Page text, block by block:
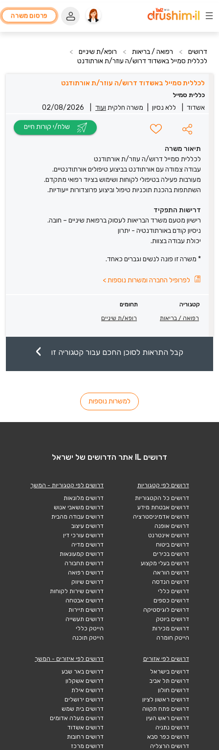
פרסום משרה
דרושים > רפואה / בריאות > רופא/ת שיניים
>
לכללית סמייל באשדוד דרוש/ה עוזר/ת אורתודנט
לכללית סמייל באשדוד דרוש/ה עוזר/ת אורתודנט
כללית סמייל
אשדוד ללא נסיון משרה חלקית ועוד 02/08/2026
תיאור משרה
לכללית סמייל דרוש/ה עוזר/ת אורתודנט
עבודה צמודה עם אורתודנט בביצוע טיפולים אורתודנטיים.
מעורבות פעילה בטיפולי לקוחות ושימוש בציוד רפואי מתקדם.
השתתפות בהכנת תוכניות טיפול וביצוע פרוצדורות ייעודיות.
דרישות התפקיד
רישיון מטעם משרד הבריאות לעסוק ברפואת שיניים – חובה.
ניסיון קודם באורתודנטיה - יתרון
יכולת עבודה בצוות.
* משרה זו פונה לנשים וגברים כאחד.
לפרופיל החברה ומשרות נוספות>
קטגוריה
תחומים
רפואה / בריאות
רופא/ת שיניים
קבל התראות לסוכן החכם עבור קטגוריה זו
למשרות נוספות
דרושים IL אתר הדרושים של ישראל
דרושים לפי קטגוריות
דרושים כל הקטגוריות
דרושים אבטחת מידע
דרושים אדמיניסטרציה
דרושים אופנה
דרושים אינטרנט
דרושים ביטוח
דרושים בכירים
דרושים בעלי מקצוע
דרושים הוראה
דרושים הנדסה
דרושים כללי
דרושים כספים
דרושים לוגיסטיקה
דרושים ביוטק
דרושים מכירות
הייטק חומרה
דרושים לפי קטגוריות - המשך
דרושים מלונאות
דרושים משאבי אנוש
דרושים עבודה מהבית
דרושים עיצוב
דרושים עורכי דין
דרושים מדיה
דרושים קמעונאות
דרושים תחבורה
דרושים רפואה
דרושים שיווק
דרושים שירות לקוחות
דרושים אבטחה
דרושים תיירות
דרושים תעשייה
הייטק כללי
הייטק תוכנה
דרושים לפי אזורים
דרושים בישראל
דרושים תל אביב
דרושים חולון
דרושים ראשון לציון
דרושים פתח תקווה
דרושים ראש העין
דרושים נתניה
דרושים כפר סבא
דרושים הרצליה
דרושים לפי איזורים - המשך
דרושים באר שבע
דרושים אשקלון
דרושים אילת
דרושים ירושלים
דרושים בית שמש
דרושים מעלה אדומים
דרושים אשדוד
דרושים רחובות
דרושים מרכז